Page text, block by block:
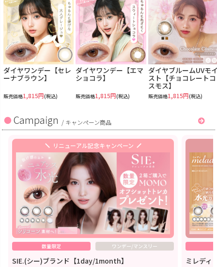
ダイヤワンデー【セレ
ーナブラウン】
販売価格1,815円(税込)
ダイヤワンデー【エマ
ショコラ】
販売価格1,815円(税込)
ダイヤブルームUVモ
スト【チョコレートコ
スモス】
販売価格1,815円(税込)
Campaign / キャンペーン商品
リニューアル記念キャンペーン
数量限定 ワンデー/マンスリー
SIE.(シー)ブランド【1day/1month】 ミレディ